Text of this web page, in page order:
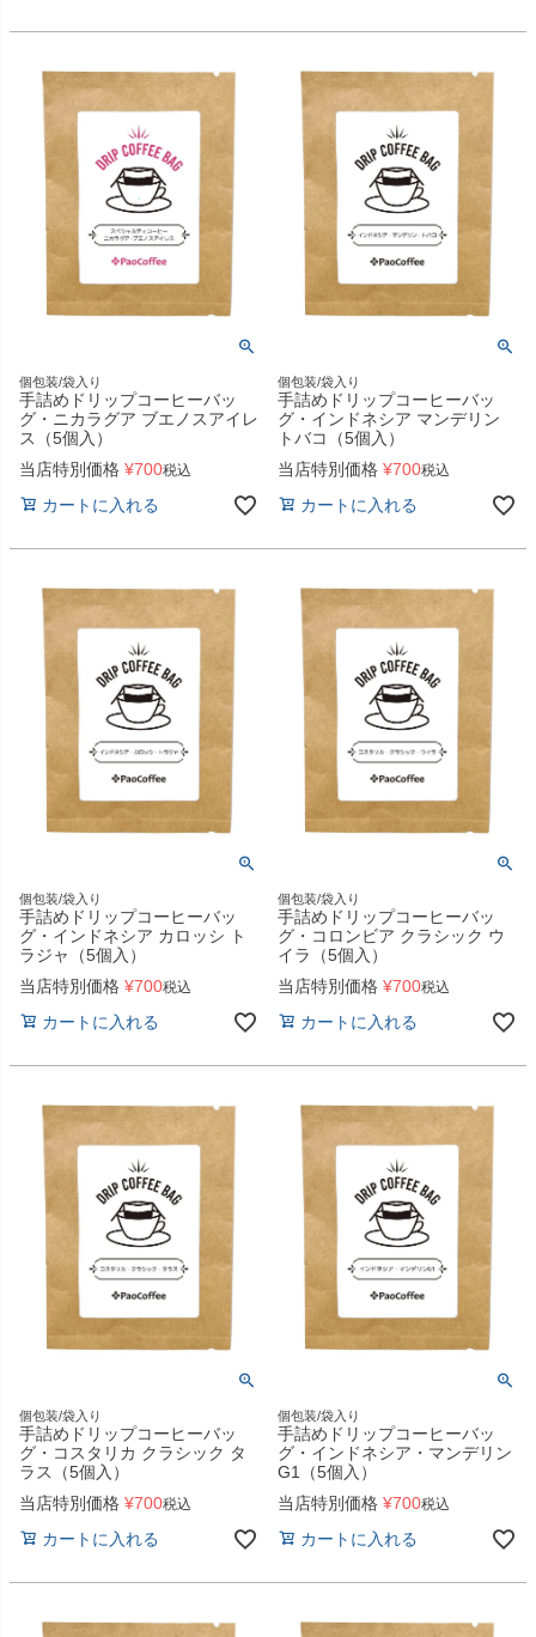
個包装/袋入り
手詰めドリップコーヒーバッ
グ・ニカラグア ブエノスアイレ
ス（5個入）
当店特別価格 ¥700税込
カートに入れる
個包装/袋入り
手詰めドリップコーヒーバッ
グ・インドネシア マンデリン
トバコ（5個入）
当店特別価格 ¥700税込
カートに入れる
個包装/袋入り
手詰めドリップコーヒーバッ
グ・インドネシア カロッシ ト
ラジャ（5個入）
当店特別価格 ¥700税込
カートに入れる
個包装/袋入り
手詰めドリップコーヒーバッ
グ・コロンビア クラシック ウ
イラ（5個入）
当店特別価格 ¥700税込
カートに入れる
個包装/袋入り
手詰めドリップコーヒーバッ
グ・コスタリカ クラシック タ
ラス（5個入）
当店特別価格 ¥700税込
カートに入れる
個包装/袋入り
手詰めドリップコーヒーバッ
グ・インドネシア・マンデリン
G1（5個入）
当店特別価格 ¥700税込
カートに入れる